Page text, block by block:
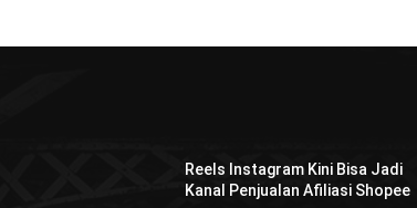
Reels Instagram Kini Bisa Jadi
Kanal Penjualan Afiliasi Shopee